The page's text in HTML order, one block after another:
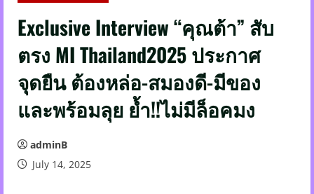
Exclusive Interview “คุณต้า” สับ
ตรง MI Thailand2025 ประกาศ
จุดยืน ต้องหล่อ-สมองดี-มีของ
และพร้อมลุย ย้ำ!!ไม่มีล็อคมง
adminB
July 14, 2025